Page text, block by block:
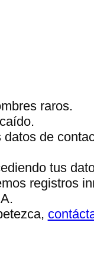
raros.
de
tus
registros